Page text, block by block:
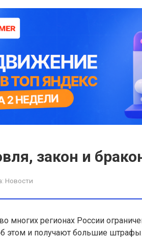
закон и
Новости
многих регионах России
этом и получают большие